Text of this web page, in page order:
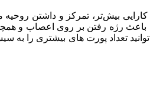
کارایی بیش‌تر، تمرکز و داشتن
باعث رژه رفتن بر روی اعصاب
تعداد پورت های بیشتری